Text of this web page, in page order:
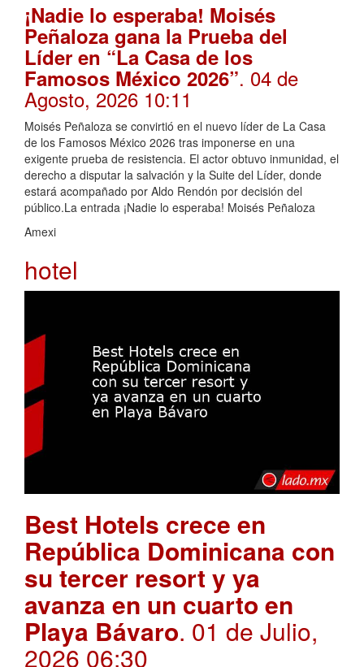
¡Nadie lo esperaba! Moisés
Peñaloza gana la Prueba del
Líder en “La Casa de los
Famosos México 2026”. 04 de
Agosto, 2026 10:11
Moisés Peñaloza se convirtió en el nuevo líder de La Casa
de los Famosos México 2026 tras imponerse en una
exigente prueba de resistencia. El actor obtuvo inmunidad, el
derecho a disputar la salvación y la Suite del Líder, donde
estará acompañado por Aldo Rendón por decisión del
público.La entrada ¡Nadie lo esperaba! Moisés Peñaloza
Amexi
hotel
Best Hotels crece en
República Dominicana con
su tercer resort y ya
avanza en un cuarto en
Playa Bávaro. 01 de Julio,
2026 06:30